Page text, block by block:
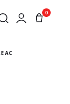
0